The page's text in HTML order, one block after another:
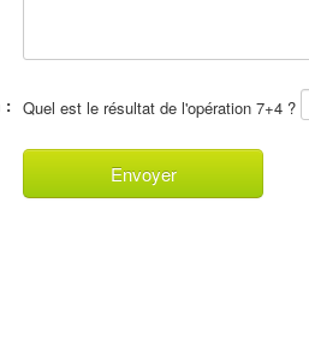
: Quel est le résultat de l'opération 7+4 ?